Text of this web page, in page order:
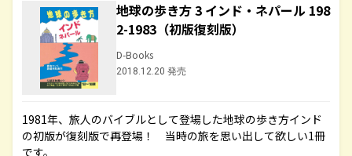
地球の歩き方 3 インド・ネパール 198
2-1983（初版復刻版）
D-Books
2018.12.20 発売
1981年、旅人のバイブルとして登場した地球の歩き方インド
の初版が復刻版で再登場！ 当時の旅を思い出して欲しい1冊
です。